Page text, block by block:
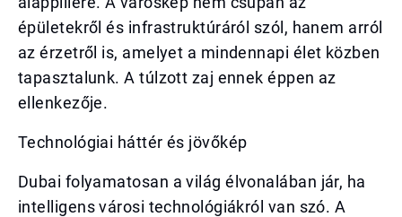
épületekről és infrastruktúráról szól, hanem arról
az érzetről is, amelyet a mindennapi élet közben
tapasztalunk. A túlzott zaj ennek éppen az
ellenkezője.
Technológiai háttér és jövőkép
Dubai folyamatosan a világ élvonalában jár, ha
intelligens városi technológiákról van szó. A